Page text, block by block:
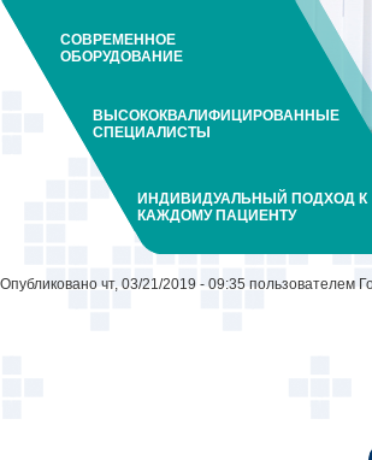
СОВРЕМЕННОЕ
ОБОРУДОВАНИЕ
ВЫСОКОКВАЛИФИЦИРОВАННЫЕ
СПЕЦИАЛИСТЫ
ИНДИВИДУАЛЬНЫЙ ПОДХОД К
КАЖДОМУ ПАЦИЕНТУ
Опубликовано чт, 03/21/2019 - 09:35 пользователем